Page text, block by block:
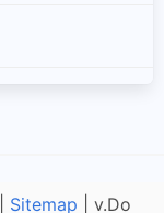
Sitemap | v.Do